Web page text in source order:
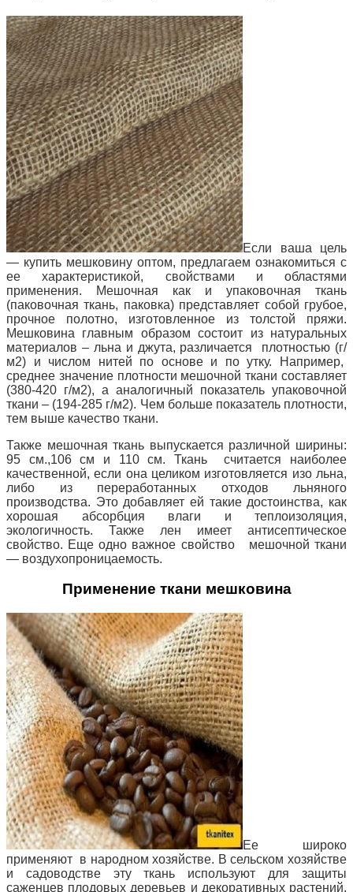
Если ваша цель
— купить мешковину оптом, предлагаем ознакомиться с
ее характеристикой, свойствами и областями
применения. Мешочная как и упаковочная ткань
(паковочная ткань, паковка) представляет собой грубое,
прочное полотно, изготовленное из толстой пряжи.
Мешковина главным образом состоит из натуральных
материалов – льна и джута, различается плотностью (г/
м2) и числом нитей по основе и по утку. Например,
среднее значение плотности мешочной ткани составляет
(380-420 г/м2), а аналогичный показатель упаковочной
ткани – (194-285 г/м2). Чем больше показатель плотности,
тем выше качество ткани.
Также мешочная ткань выпускается различной ширины:
95 см.,106 см и 110 см. Ткань считается наиболее
качественной, если она целиком изготовляется изо льна,
либо из переработанных отходов льняного
производства. Это добавляет ей такие достоинства, как
хорошая абсорбция влаги и теплоизоляция,
экологичность. Также лен имеет антисептическое
свойство. Еще одно важное свойство мешочной ткани
— воздухопроницаемость.
Применение ткани мешковина
Ее широко
применяют в народном хозяйстве. В сельском хозяйстве
и садоводстве эту ткань используют для защиты
саженцев плодовых деревьев и декоративных растений,